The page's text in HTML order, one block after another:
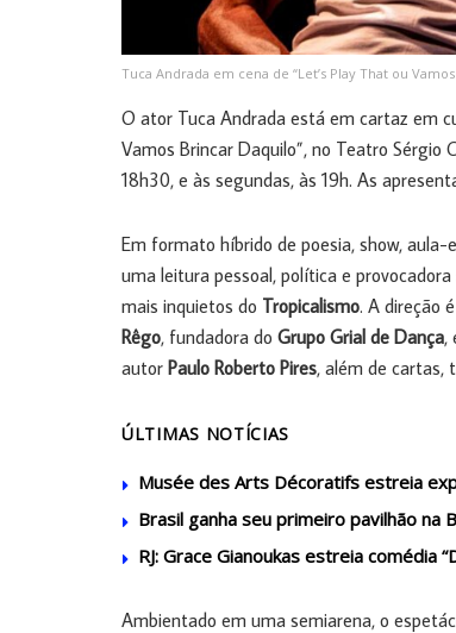
Tuca Andrada em cena de “Let’s Play That ou
O ator Tuca Andrada está em cartaz em
Vamos Brincar Daquilo”, no Teatro Sérgio
18h30, e às segundas, às 19h. As
Em formato híbrido de poesia, show,
uma leitura pessoal, política e provocadora
mais inquietos do Tropicalismo. A direção
Rêgo, fundadora do Grupo Grial de Dança,
autor Paulo Roberto Pires, além de cartas,
ÚLTIMAS NOTÍCIAS
Musée des Arts Décoratifs estreia
Brasil ganha seu primeiro pavilhão na
RJ: Grace Gianoukas estreia comédia
Ambientado em uma semiarena, o